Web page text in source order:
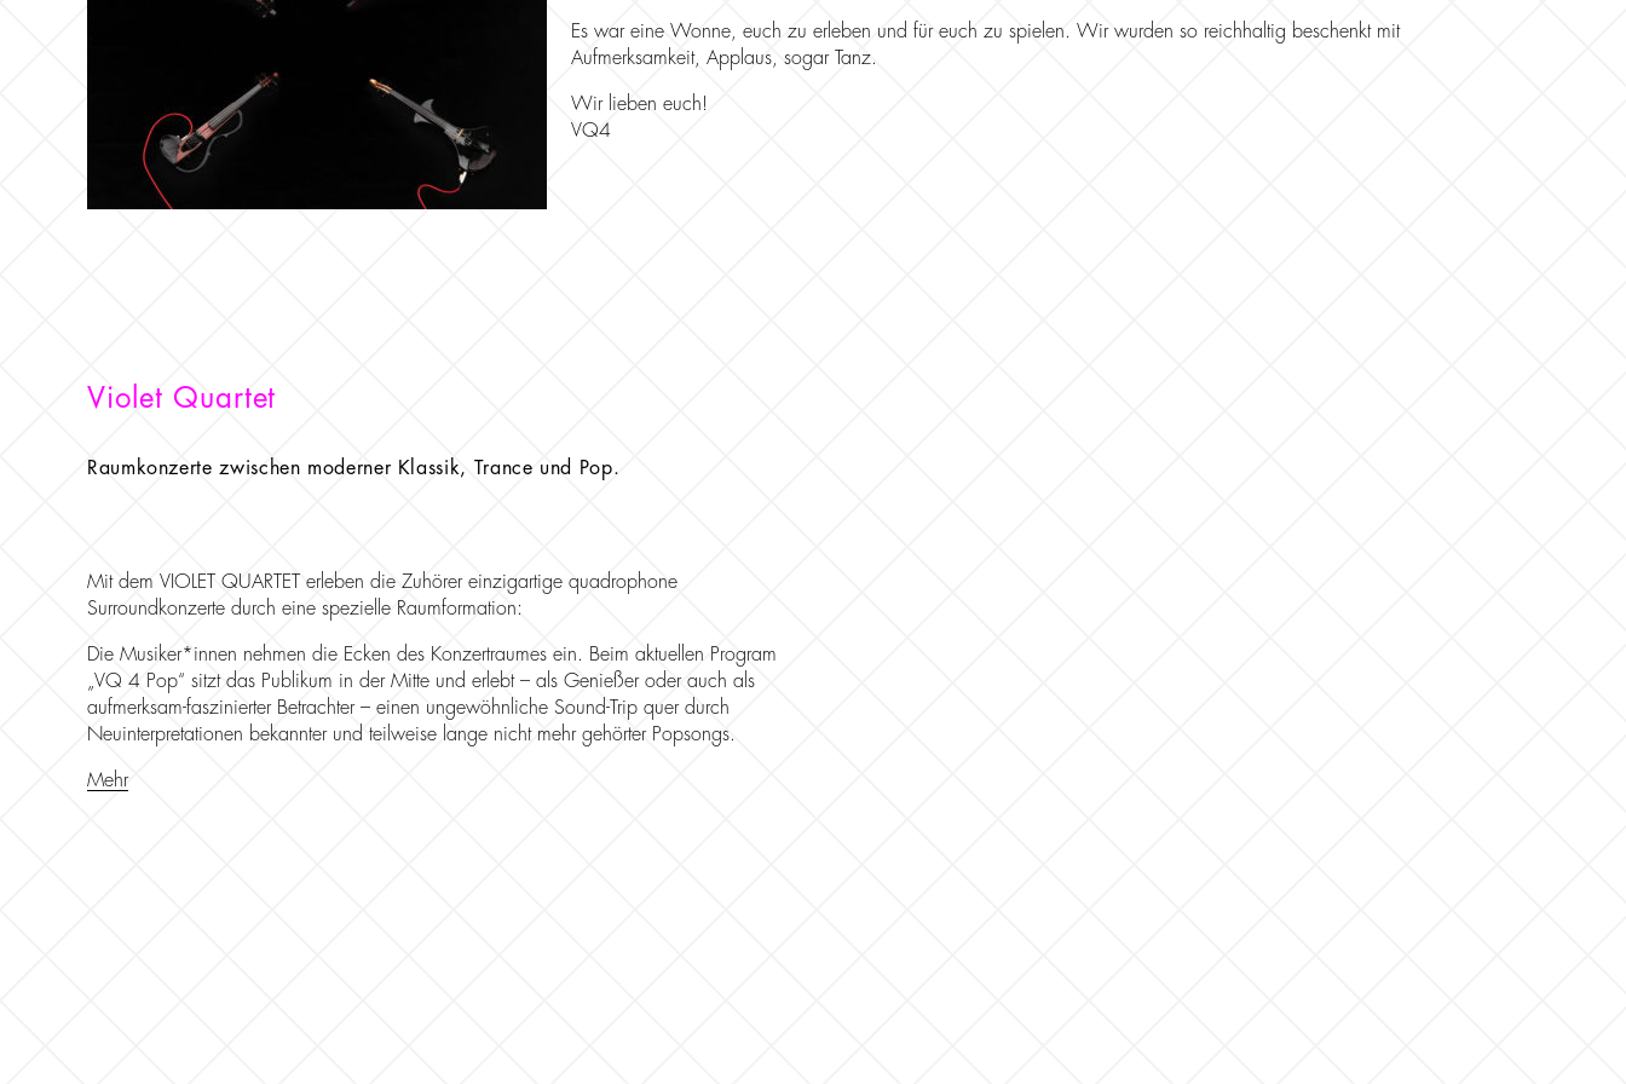
Es war eine Wonne, euch zu erleben und für euch zu spielen. Wir wurden so reichhaltig beschenkt mit
Aufmerksamkeit, Applaus, sogar Tanz.
Wir lieben euch!
VQ4
Violet Quartet
Raumkonzerte zwischen moderner Klassik, Trance und Pop.
Mit dem VIOLET QUARTET erleben die Zuhörer einzigartige quadrophone
Surroundkonzerte durch eine spezielle Raumformation:
Die Musiker*innen nehmen die Ecken des Konzertraumes ein. Beim aktuellen Program
„VQ 4 Pop“ sitzt das Publikum in der Mitte und erlebt – als Genießer oder auch als
aufmerksam-faszinierter Betrachter – einen ungewöhnliche Sound-Trip quer durch
Neuinterpretationen bekannter und teilweise lange nicht mehr gehörter Popsongs.
Mehr